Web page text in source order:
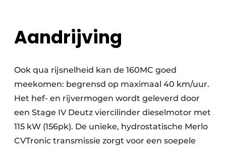
Aandrijving
Ook qua rijsnelheid kan de 160MC goed
meekomen: begrensd op maximaal 40 km/uur.
Het hef- en rijvermogen wordt geleverd door
een Stage IV Deutz viercilinder dieselmotor met
115 kW (156pk). De unieke, hydrostatische Merlo
CVTronic transmissie zorgt voor een soepele